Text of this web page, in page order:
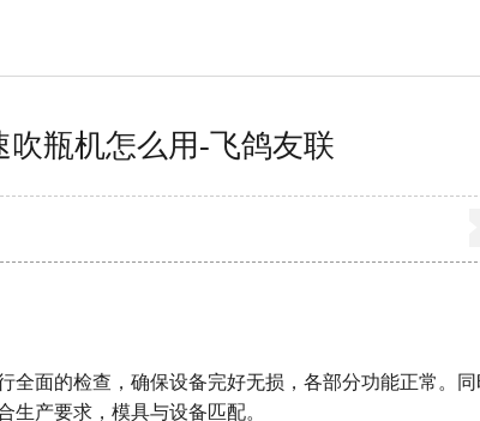
吹瓶机怎么用-飞鸽友联
面的检查，确保设备完好无损，各部分功能正常。
生产要求，模具与设备匹配。